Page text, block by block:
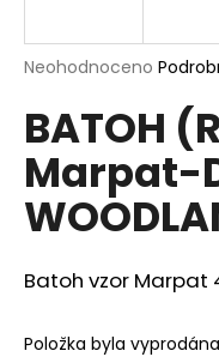
Průměrné
produktu
je
0,0
5
hvězdiček.
Neohodnoceno
BATOH
Marpat-
Batoh vzor Marpat
Položka byla
j
t
?